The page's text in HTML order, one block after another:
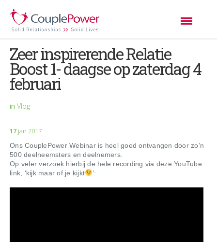
Zeer inspirerende Relatie
Boost 1- daagse op zaterdag 4
februari
in Vlog
17 jan 2017
Ons CouplePower Webinar is heel goed ontvangen door zo’n
500 deelneemsters en deelnemers.
Op veler verzoek hierbij de hele recording via deze YouTube
link, ‘kijk maar of je kijkt
’: